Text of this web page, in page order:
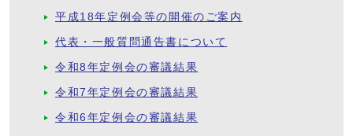
平成18年定例会等の開催のご案内
代表・一般質問通告書について
令和8年定例会の審議結果
令和7年定例会の審議結果
令和6年定例会の審議結果